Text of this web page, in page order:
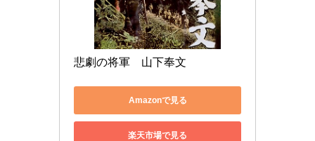
悲劇の将軍　山下奉文
Amazonで見る
楽天市場で見る